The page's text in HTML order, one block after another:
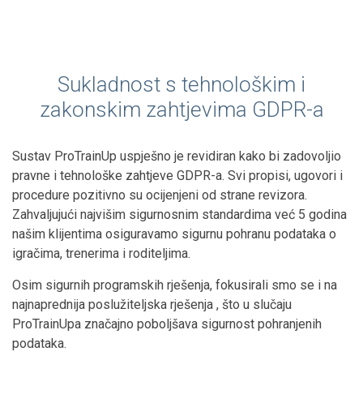
Sukladnost s tehnološkim i
zakonskim zahtjevima GDPR-a
Sustav ProTrainUp uspješno je revidiran kako bi zadovoljio
pravne i tehnološke zahtjeve GDPR-a. Svi propisi, ugovori i
procedure pozitivno su ocijenjeni od strane revizora.
Zahvaljujući najvišim sigurnosnim standardima već 5 godina
našim klijentima osiguravamo sigurnu pohranu podataka o
igračima, trenerima i roditeljima.
Osim sigurnih programskih rješenja, fokusirali smo se i na
najnaprednija poslužiteljska rješenja , što u slučaju
ProTrainUpa značajno poboljšava sigurnost pohranjenih
podataka.